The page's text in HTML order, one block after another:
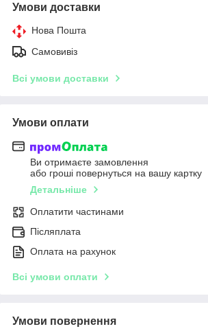
Умови доставки
Нова Пошта
Самовивіз
Всі умови доставки
Умови оплати
Ви отримаєте замовлення
або гроші повернуться на вашу картку
Детальніше
Оплатити частинами
Післяплата
Оплата на рахунок
Всі умови оплати
Умови повернення